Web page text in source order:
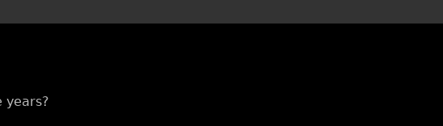
years?